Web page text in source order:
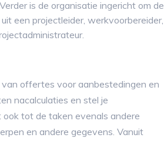
is de organisatie ingericht om de
een projectleider, werkvoorbereider,
offertes voor aanbestedingen en
nacalculaties en stel je
tot de taken evenals andere
en andere gegevens. Vanuit